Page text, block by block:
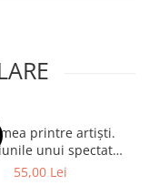
printre artiști.
unui spectator
fidel
55,00 Lei